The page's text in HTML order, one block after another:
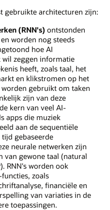
gebruikte architecturen zijn:
(RNN's) ontstonden
worden nog steeds
hoe AI
wil zeggen informatie
heeft, zoals taal, het
en klikstromen op het
gebruikt om taken
zijn van deze
kern van veel AI-
apps die muziek
aan de sequentiële
gebaseerde
neurale netwerken zijn
van gewone taal (natural
RNN's worden ook
zoals
financiële en
van variaties in de
toepassingen.